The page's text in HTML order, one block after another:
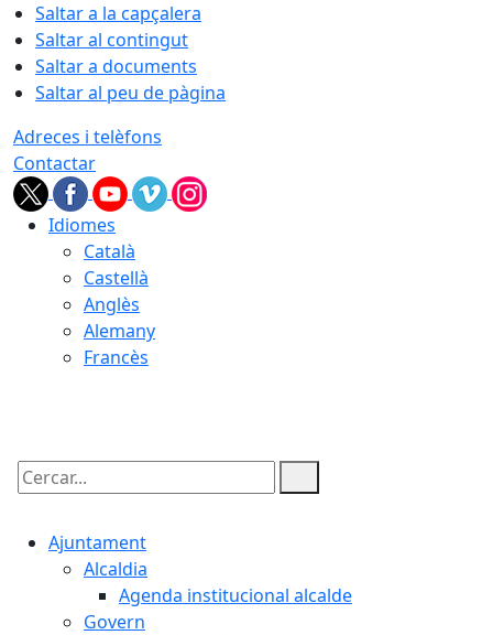
Saltar a la capçalera
Saltar al contingut
Saltar a documents
Saltar al peu de pàgina
Adreces i telèfons
Contactar
Idiomes
Català
Castellà
Anglès
Alemany
Francès
Cercar:
Ajuntament
Alcaldia
Agenda institucional alcalde
Govern